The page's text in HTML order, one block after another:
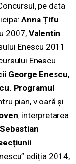
pe data
Anna Țifu
2007, Valentin
Enescu 2011
Enescu
George Enescu,
Programul
pian, vioară şi
, interpretarea
Sebastian
ediția 2014,